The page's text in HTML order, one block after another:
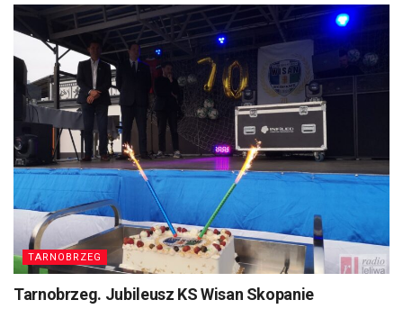
TARNOBRZEG
Tarnobrzeg. Jubileusz KS Wisan Skopanie